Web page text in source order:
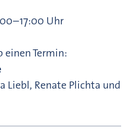
Uhr
einen Termin:
Liebl, Renate Plichta und